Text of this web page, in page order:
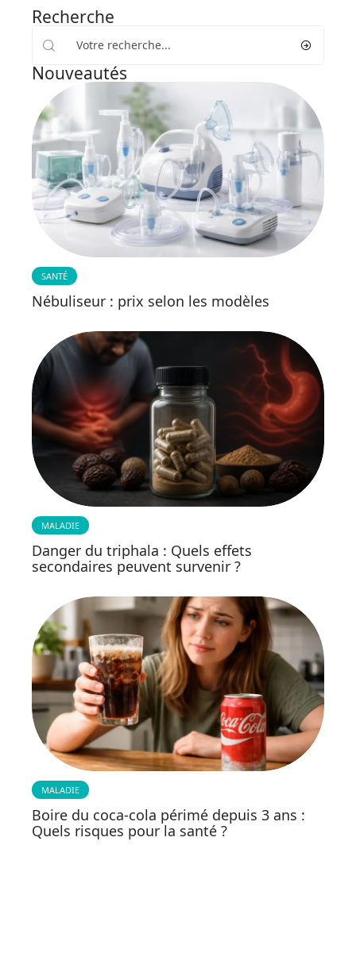
Recherche
Nouveautés
SANTÉ
Nébuliseur : prix selon les modèles
MALADIE
Danger du triphala : Quels effets
secondaires peuvent survenir ?
MALADIE
Boire du coca-cola périmé depuis 3 ans :
Quels risques pour la santé ?